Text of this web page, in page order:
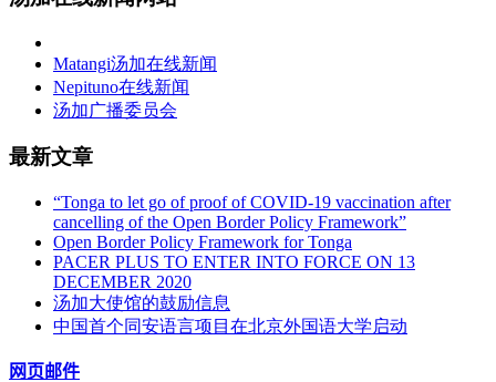
Matangi汤加在线新闻
Nepituno在线新闻
汤加广播委员会
最新文章
“Tonga to let go of proof of COVID-19 vaccination after
cancelling of the Open Border Policy Framework”
Open Border Policy Framework for Tonga
PACER PLUS TO ENTER INTO FORCE ON 13
DECEMBER 2020
汤加大使馆的鼓励信息
中国首个同安语言项目在北京外国语大学启动
网页邮件